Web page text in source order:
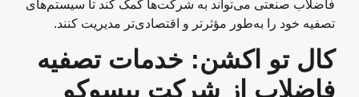
فاضلاب صنعتی می‌تواند به شرکت‌ها کمک کند تا سیستم‌های
تصفیه خود را به‌طور مؤثرتر و اقتصادی‌تر مدیریت کنند.
کال تو اکشن: خدمات تصفیه
فاضلاب از شرکت بیسوکو